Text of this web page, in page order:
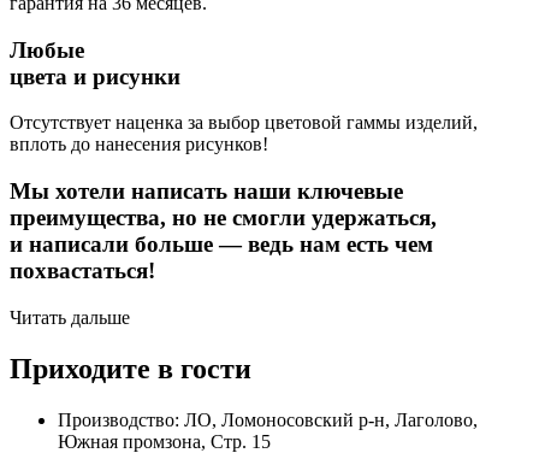
Любые
цвета и рисунки
Отсутствует наценка за выбор цветовой гаммы изделий,
вплоть до нанесения рисунков!
Мы хотели написать наши ключевые
преимущества, но не смогли удержаться,
и написали больше — ведь нам есть чем
похвастаться!
Читать дальше
Приходите в гости
Производство: ЛО, Ломоносовский р-н, Лаголово,
Южная промзона, Стр. 15